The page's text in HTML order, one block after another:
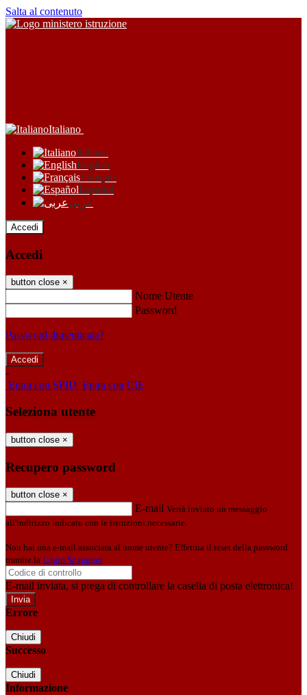
Salta al contenuto
Italiano
Italiano
English
Français
Español
عربى
Accedi
Accedi
button close ×
Nome Utente
Password
Password dimenticata?
-
Entra con SPID Entra con CIE
Seleziona utente
button close ×
Recupero password
button close ×
E-mail Verrà inviato un messaggio
all'indirizzo indicato con le istruzioni necessarie.
Non hai una e-mail associata al nome utente? Effettua il reset della password
tramite la Login Spaggiari
E-mail inviata, si prega di controllare la casella di posta elettronica!
Errore
Chiudi
Successo
Chiudi
Informazione